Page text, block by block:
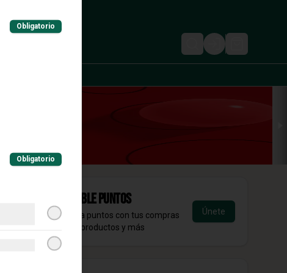
Login
DOBBLE Puntos
Regístrate, gana puntos con tus compras
y canjealos por productos y más
Únete
Obligatorio
Obligatorio